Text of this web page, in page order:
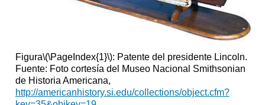
Figura\(\PageIndex{1}\): Patente del presidente Lincoln.
Fuente: Foto cortesía del Museo Nacional Smithsonian
de Historia Americana,
http://americanhistory.si.edu/collections/object.cfm?